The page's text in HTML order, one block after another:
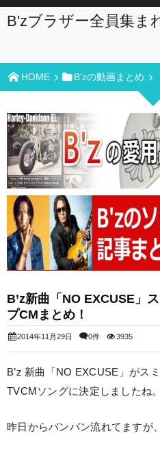
B'zブラザー全員集ま
HOME B'zの動画まとめ
B’z新曲「NO EXCUSE」
プCMまとめ！
2014年11月29日 0件 3935
B’z 新曲「NO EXCUSE」がス
TVCMソングに決定しましたね。
昨日からバンバン流れてますが、